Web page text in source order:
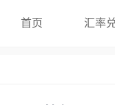
首页 汇率